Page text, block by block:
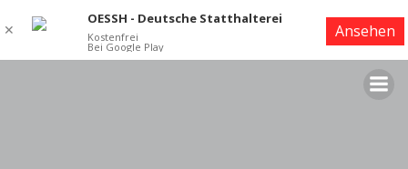
✕
OESSH - Deutsche Statthalterei
Kostenfrei
Bei Google Play
Ansehen